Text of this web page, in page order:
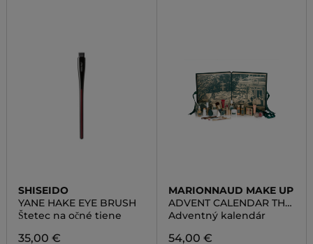
SHISEIDO
YANE HAKE EYE BRUSH
Štetec na očné tiene
35,00 €
MARIONNAUD MAKE UP
ADVENT CALENDAR THE
ENCHANTED GARDEN
Adventný kalendár
54,00 €